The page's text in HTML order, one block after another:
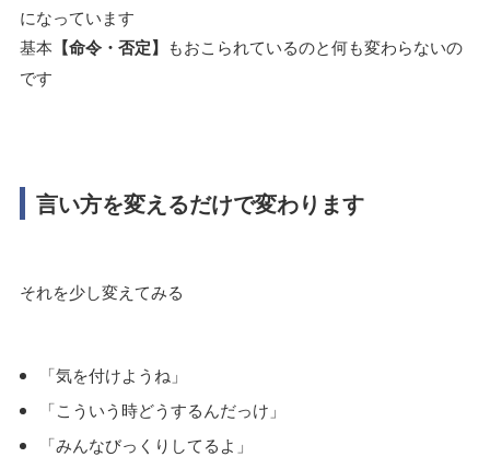
になっています
基本 【命令・否定】 もおこられているのと何も変わらないの
です
言い方を変えるだけで変わります
それを少し変えてみる
「気を付けようね」
「こういう時どうするんだっけ」
「みんなびっくりしてるよ」